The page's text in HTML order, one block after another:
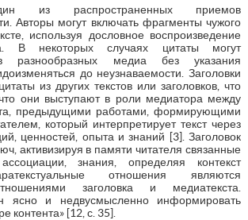
из распространенных приемов
Авторы могут включать фрагменты чужого
используя дословное воспроизведение
В некоторых случаях цитаты могут
в разнообразных медиа без указания
до неузнаваемости. Заголовки
из других текстов или заголовков, что
они выступают в роли медиатора между
предыдущими работами, формирующими
который интерпретирует текст через
ценностей, опыта и знаний [3]. Заголовок
активизируя в памяти читателя связанные
знания, определяя контекст
отношения являются
заголовка и медиатекста.
ясно и недвусмысленно информировать
контента» [12, с. 35].